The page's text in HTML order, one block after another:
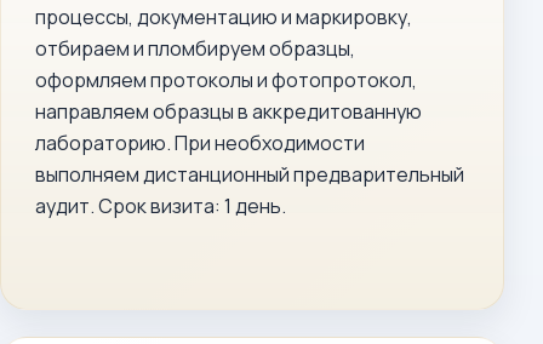
процессы, документацию и маркировку,
отбираем и пломбируем образцы,
оформляем протоколы и фотопротокол,
направляем образцы в аккредитованную
лабораторию. При необходимости
выполняем дистанционный предварительный
аудит. Срок визита: 1 день.